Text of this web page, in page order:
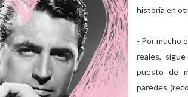
historia en
- Por mucho
reales,
puesto de
paredes